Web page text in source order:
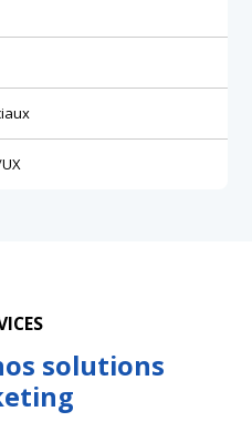
solutions